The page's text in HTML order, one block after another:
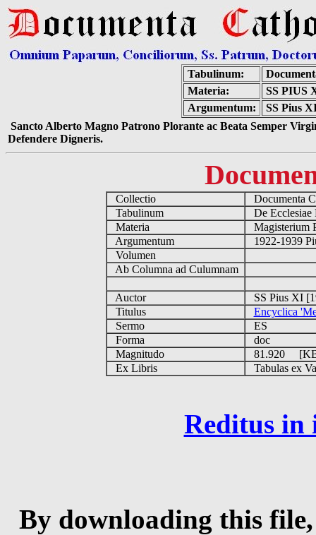
Tabulinum:
Materia:
SS PIUS
Argumentum:
SS Pius
Sancto Alberto Magno Patrono Plorante ac Beata Semper
Defendere Digneris.
Collectio
Documenta
Tabulinum
De
Materia
Magisterium
Argumentum
1922-1939
Volumen
Ab Columna ad Culumnam
Auctor
SS Pius XI
Titulus
Encyclica
Sermo
ES
Forma
doc
Magnitudo
81.920
Ex Libris
Tabulas ex
Reditus in
By downloading this